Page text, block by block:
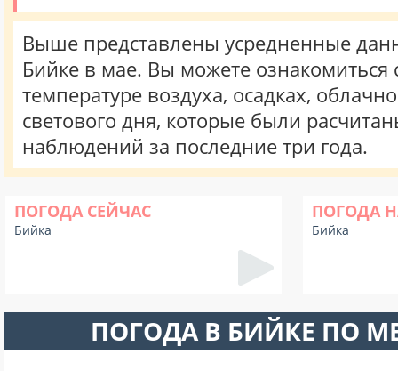
Выше представлены усредненные
Бийке в мае. Вы можете
температуре воздуха, осадках,
светового дня, которые были
наблюдений за последние три года.
ПОГОДА СЕЙЧАС
Бийка
ПОГОДА
Бийка
ПОГОДА В БИЙКЕ ПО